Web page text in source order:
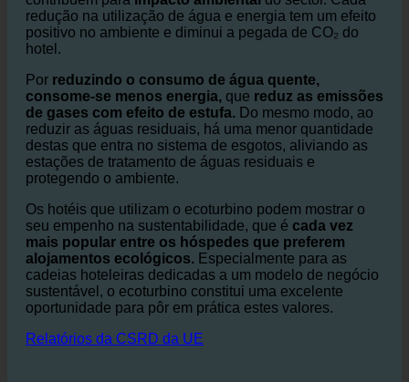
O consumo de água no sector da hotelaria e
restauração é um dos principais factores que
contribuem paraimpacto ambientaldo sector. Cada
redução na utilização de água e energia tem um efeito
positivo no ambiente e diminui a pegada de CO₂ do
hotel.
Porreduzindo o consumo de água quente,
consome-se menos energia,quereduz as emissões
de gases com efeito de estufa.Do mesmo modo, ao
reduzir as águas residuais, há uma menor quantidade
destas que entra no sistema de esgotos, aliviando as
estações de tratamento de águas residuais e
protegendo o ambiente.
Os hotéis que utilizam o ecoturbino podem mostrar o
seu empenho na sustentabilidade, que écada vez
mais popular entre os hóspedes que preferem
alojamentos ecológicos.Especialmente para as
cadeias hoteleiras dedicadas a um modelo de negócio
sustentável, o ecoturbino constitui uma excelente
oportunidade para pôr em prática estes valores.